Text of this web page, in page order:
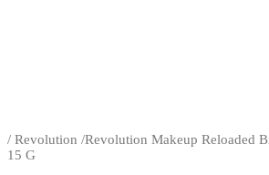
/ Revolution /Revolution Makeup Reloaded
15 G